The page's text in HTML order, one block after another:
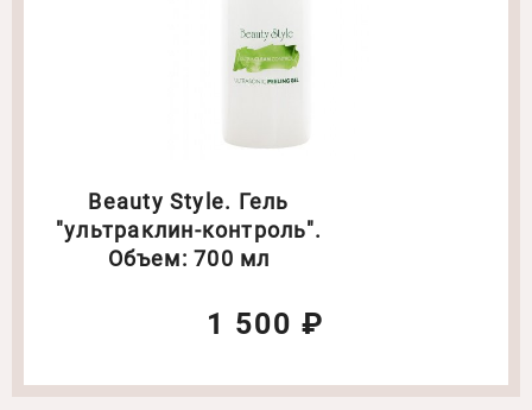
Beauty Style. Гель
"ультраклин-контроль".
Объем: 700 мл
1 500 ₽